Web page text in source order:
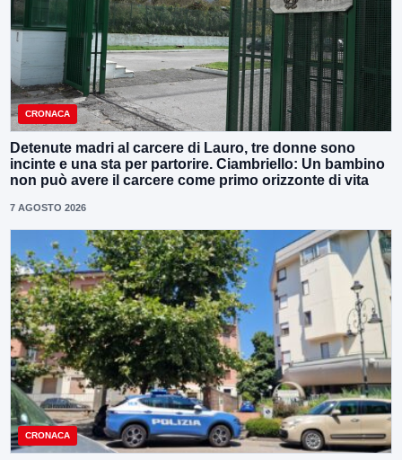
CRONACA
Detenute madri al carcere di Lauro, tre donne sono
incinte e una sta per partorire. Ciambriello: Un bambino
non può avere il carcere come primo orizzonte di vita
7 AGOSTO 2026
CRONACA